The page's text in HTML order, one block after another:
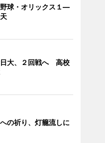
球・オリックス１―
大、２回戦へ 高校
の祈り、灯籠流しに